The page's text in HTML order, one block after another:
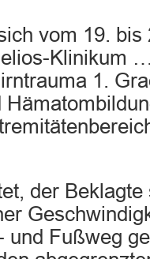
vom 19.
Klinikum
1.
der Beklagte
und Fußweg